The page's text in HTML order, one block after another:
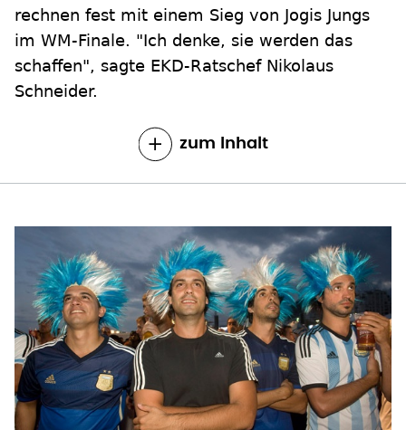
rechnen fest mit einem Sieg von Jogis Jungs
im WM-Finale. "Ich denke, sie werden das
schaffen", sagte EKD-Ratschef Nikolaus
Schneider.
zum Inhalt